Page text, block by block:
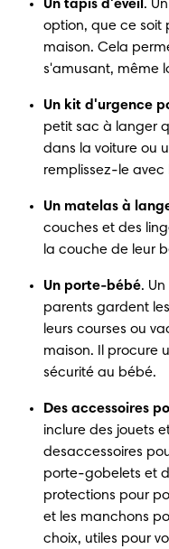
Un tapis d'éveil .
option, que ce soit
maison. Cela
s'amusant, même
Un kit d'urgence
petit sac à langer
dans la voiture ou
remplissez-le avec
Un matelas à
couches et des
la couche de leur
Un porte-bébé.
parents gardent
leurs courses ou
maison. Il procure
sécurité au bébé.
Des accessoires
inclure des jouets
desaccessoires
porte-gobelets et
protections pour
et les manchons
choix, utiles pour